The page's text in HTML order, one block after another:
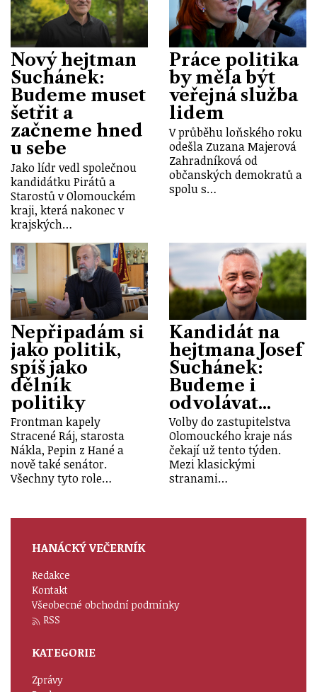
Nový hejtman
Suchánek:
Budeme muset
šetřit a
začneme hned
u sebe
Jako lídr vedl společnou
kandidátku Pirátů a
Starostů v Olomouckém
kraji, která nakonec v
krajských…
Práce politika
by měla být
veřejná služba
lidem
V průběhu loňského roku
odešla Zuzana Majerová
Zahradníková od
občanských demokratů a
spolu s…
Nepřipadám si
jako politik,
spíš jako
dělník
politiky
Frontman kapely
Stracené Ráj, starosta
Nákla, Pepin z Hané a
nově také senátor.
Všechny tyto role…
Kandidát na
hejtmana Josef
Suchánek:
Budeme i
odvolávat...
Volby do zastupitelstva
Olomouckého kraje nás
čekají už tento týden.
Mezi klasickými
stranami…
HANÁCKÝ VEČERNÍK
Redakce
Kontakt
Všeobecné obchodní podmínky
RSS
KATEGORIE
Zprávy